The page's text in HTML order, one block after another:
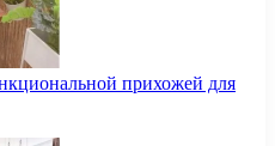
прихожей для